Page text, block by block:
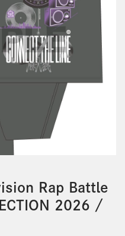
Rap Battle
2026 /